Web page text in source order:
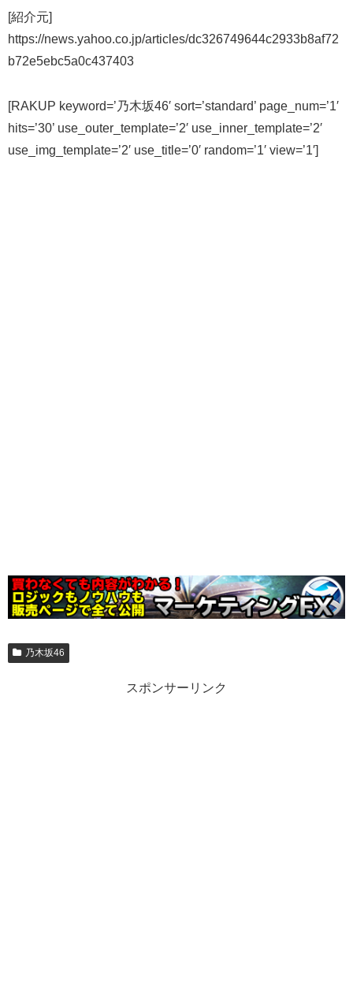
[紹介元]
https://news.yahoo.co.jp/articles/dc326749644c2933b8af72
b72e5ebc5a0c437403
[RAKUP keyword=’乃木坂46′ sort=’standard’ page_num=’1′
hits=’30’ use_outer_template=’2′ use_inner_template=’2′
use_img_template=’2′ use_title=’0′ random=’1′ view=’1′]
乃木坂46
スポンサーリンク